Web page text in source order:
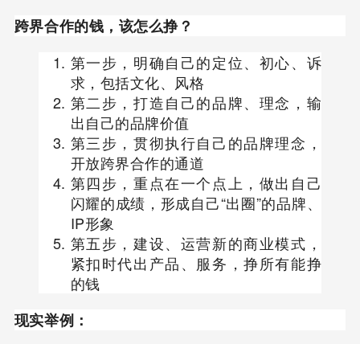
跨界合作的钱，该怎么挣？
第一步，明确自己的定位、初心、诉
求，包括文化、风格
第二步，打造自己的品牌、理念，输
出自己的品牌价值
第三步，贯彻执行自己的品牌理念，
开放跨界合作的通道
第四步，重点在一个点上，做出自己
闪耀的成绩，形成自己“出圈”的品牌、
IP形象
第五步，建设、运营新的商业模式，
紧扣时代出产品、服务，挣所有能挣
的钱
现实举例：